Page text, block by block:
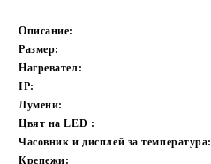
Описание:
Размер:
Нагревател:
IP:
Лумени:
Цвят на LED :
Часовник и дисплей за температура:
Крепежи: